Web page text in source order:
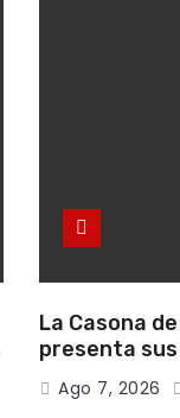
La Casona
presenta
literarias
Ago 7, 2026